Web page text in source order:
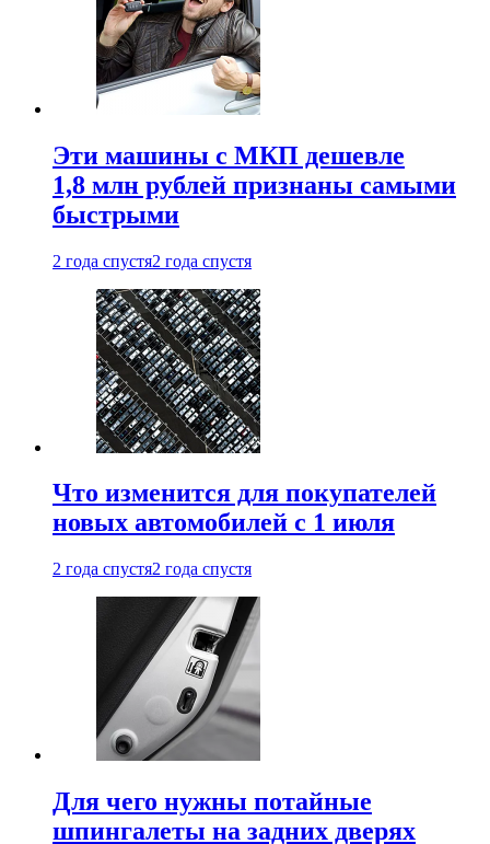
Эти машины с МКП дешевле
1,8 млн рублей признаны самыми
быстрыми
2 года спустя2 года спустя
Что изменится для покупателей
новых автомобилей с 1 июля
2 года спустя2 года спустя
Для чего нужны потайные
шпингалеты на задних дверях